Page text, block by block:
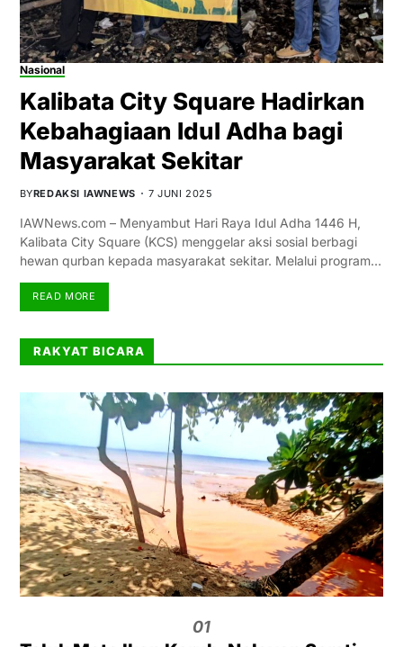
Nasional
Kalibata City Square Hadirkan
Kebahagiaan Idul Adha bagi
Masyarakat Sekitar
BYREDAKSI IAWNEWS 7 JUNI 2025
IAWNews.com – Menyambut Hari Raya Idul Adha 1446 H,
Kalibata City Square (KCS) menggelar aksi sosial berbagi
hewan qurban kepada masyarakat sekitar. Melalui program…
READ MORE
RAKYAT BICARA
01